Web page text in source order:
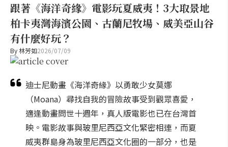
跟著《海洋奇緣》電影玩夏威夷！3大取景地
柏卡夷灣海濱公園、古蘭尼牧場、威美亞山谷
有什麼好玩？
By林芳如2026/07/09
迪士尼動畫《海洋奇緣》以勇敢少女莫娜
（Moana）尋找自我的冒險故事受到觀眾喜愛，
適逢動畫問世十週年，真人版電影也已在台灣首
映。電影故事與玻里尼西亞文化緊密相連，而夏
威夷群島身為玻里尼西亞文化圈的一部分，也是